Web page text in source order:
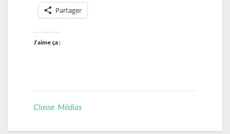
Partager
J’aime ça :
Classe Médias